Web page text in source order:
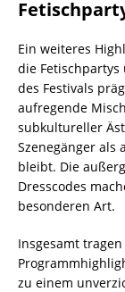
Ein weiteres
die Fetischpartys
des Festivals
aufregende
subkultureller
Szenegänger als
bleibt. Die
Dresscodes
besonderen Art.
Insgesamt
zu einem